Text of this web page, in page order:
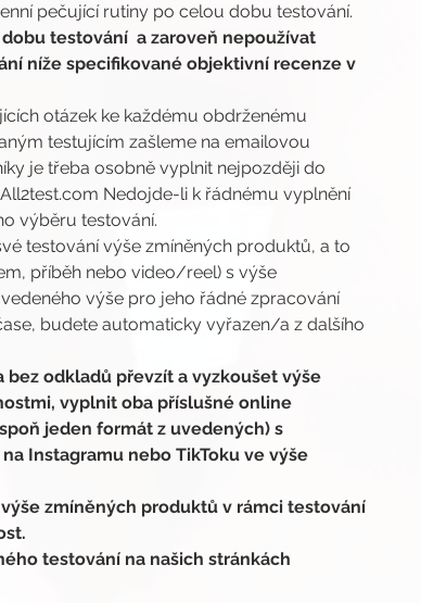
pečující rutiny po celou dobu testování.
testování  a zaroveň nepoužívat
níže specifikované objektivní recenze v
otázek ke každému obdrženému
testujícím zašleme na emailovou
je třeba osobně vyplnit nejpozději do
Nedojde-li k řádnému vyplnění
výběru testování.
testování výše zmíněných produktů, a to
příběh nebo video/reel) s výše
výše pro jeho řádné zpracování
budete automaticky vyřazen/a z dalšího
odkladů převzít a vyzkoušet výše
vyplnit oba příslušné online
jeden formát z uvedených) s
Instagramu nebo TikToku ve výše
zmíněných produktů v rámci testování
testování na našich stránkách